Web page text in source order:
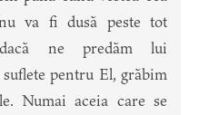
va fi dusă peste tot
ne predăm lui
pentru El, grăbim
Numai aceia care se